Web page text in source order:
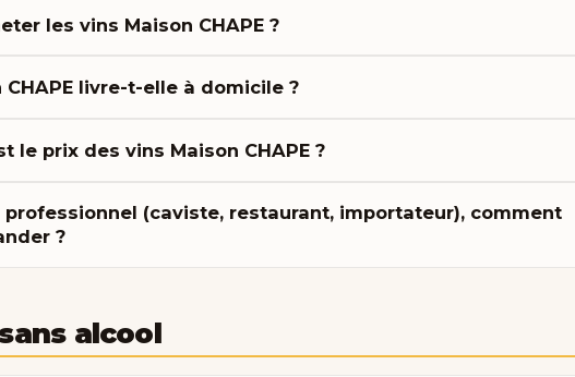
les vins Maison CHAPE ?
CHAPE livre-t-elle à domicile ?
le prix des vins Maison CHAPE ?
professionnel (caviste, restaurant, importateur), comment
?
alcool